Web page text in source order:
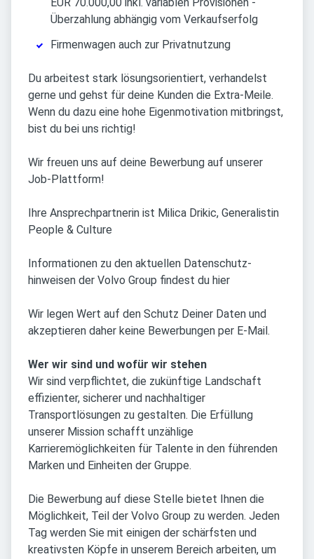
Überzahlung abhängig vom Verkaufserfolg
Firmenwagen auch zur Privatnutzung
Du arbeitest stark lösungsorientiert, verhandelst
gerne und gehst für deine Kunden die Extra-Meile.
Wenn du dazu eine hohe Eigenmotivation mitbringst,
bist du bei uns richtig!
Wir freuen uns auf deine Bewerbung auf unserer
Job-Plattform!
Ihre Ansprechpartnerin ist Milica Drikic, Generalistin
People & Culture
Informationen zu den aktuellen Datenschutz-
hinweisen der Volvo Group findest du hier
Wir legen Wert auf den Schutz Deiner Daten und
akzeptieren daher keine Bewerbungen per E-Mail.
Wer wir sind und wofür wir stehen
Wir sind verpflichtet, die zukünftige Landschaft
effizienter, sicherer und nachhaltiger
Transportlösungen zu gestalten. Die Erfüllung
unserer Mission schafft unzählige
Karrieremöglichkeiten für Talente in den führenden
Marken und Einheiten der Gruppe.
Die Bewerbung auf diese Stelle bietet Ihnen die
Möglichkeit, Teil der Volvo Group zu werden. Jeden
Tag werden Sie mit einigen der schärfsten und
kreativsten Köpfe in unserem Bereich arbeiten, um